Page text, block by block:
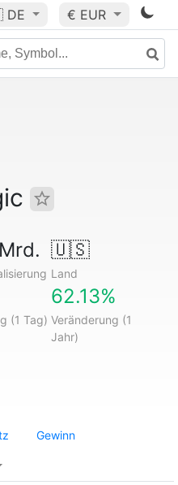
DE € EUR
🇺🇸
Land
(1 Tag)
62.13%
Veränderung (1
Jahr)
Gewinn